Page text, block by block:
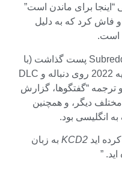
او فاش کرد که به دلیل
است.
“Max H” که در Subreddit KingdomCome پست گذاشت (با
یک مد برای تأیید هویت خود)، از ژوئیه 2022 روی دنباله و DLC
ترجمه “گفتگوها، گزارش
دیگر، و همچنین
به انگلیسی بود.
اید KCD2 به زبان
”